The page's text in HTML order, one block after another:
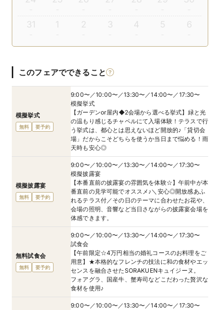
31 1 2 3 4 5 6
このフェアでできること
模擬挙式
無料 要予約
9:00〜／10:00〜／13:30〜／14:00〜／17:30〜
模擬挙式
【ガーデンor屋内◆2会場から選べる挙式】緑と光
の温もり感じるチャペルにて入場体験！テラスで行
う挙式は、都心とは思えないほど開放的♪「貸切会
場」だからこそどちらを使うか当日まで悩める！雨
天時も安心◎
模擬披露宴
無料 要予約
9:00〜／10:00〜／13:30〜／14:00〜／17:30〜
模擬披露宴
【本番直前の披露宴の雰囲気を体験☆】午前中が本
番直前の見学可能でオススメ♪＼安心◎開放感あふ
れるテラス付／その日のテーマに合わせたお花や、
会場の照明、音響など当日さながらの披露宴会場を
体感できます。
無料試食会
無料 要予約
9:00〜／10:00〜／13:30〜／14:00〜／17:30〜
試食会
【午前限定☆4万円相当の婚礼コースのお料理をご
用意】★本格的なフレンチの技法に和の食材やエッ
センスを融合させたSORAKUENキュイジーヌ。
フォアグラ、国産牛、蟹寿司などこだわった贅沢な
食材を使用♪
9:00〜／10:00〜／13:30〜／14:00〜／17:30〜